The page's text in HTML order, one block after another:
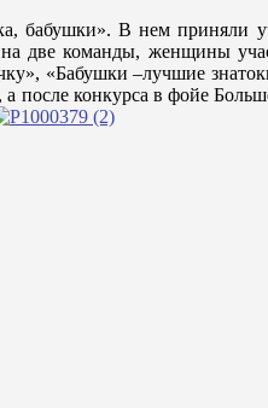
В нем приняли
команды, женщины
«Бабушки –лучшие
конкурса в фойе